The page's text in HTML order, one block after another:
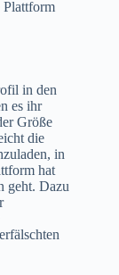
Plattform
in den
es ihr
Größe
die
in
hat
geht. Dazu